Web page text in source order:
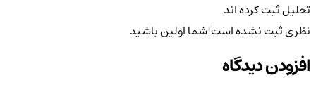
تحلیل ثبت کرده اند
نظری ثبت نشده است!شما اولین باشید
افزودن دیدگاه